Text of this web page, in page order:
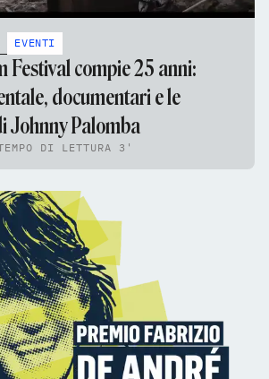
EVENTI
Festival compie 25 anni:
documentari e le
Johnny Palomba
DI LETTURA 3'